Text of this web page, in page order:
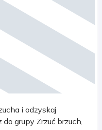
i odzyskaj
do grupy Zrzuć brzuch,